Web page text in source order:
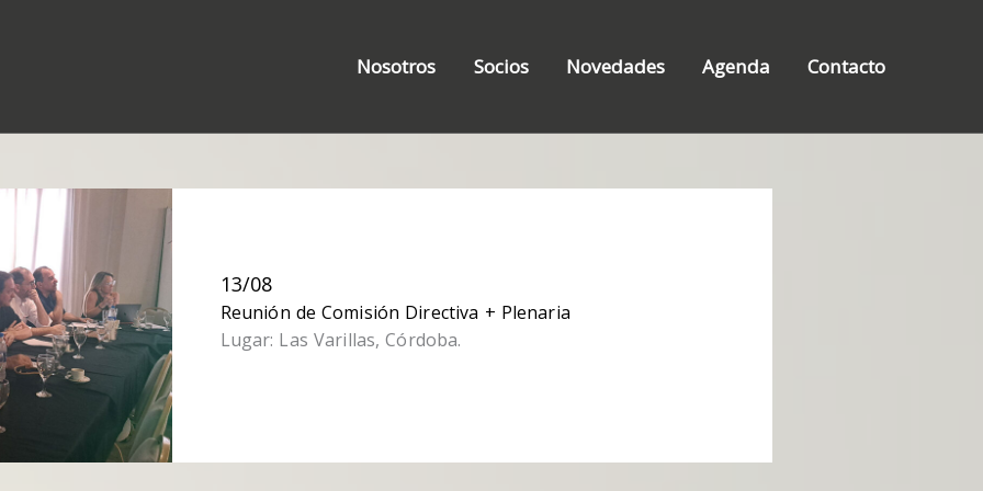
Nosotros Socios Novedades Agenda Contacto
13/08
Reunión de Comisión Directiva + Plenaria
Lugar: Las Varillas, Córdoba.